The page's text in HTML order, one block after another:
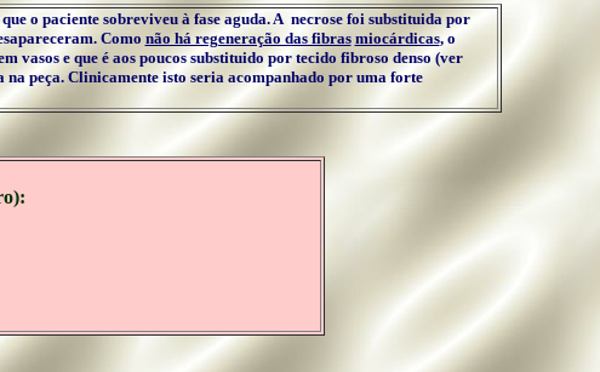
o paciente sobreviveu à fase aguda. A necrose foi substituida por
Como não há regeneração das fibras miocárdicas, o
vasos e que é aos poucos substituido por tecido fibroso denso (ver
peça. Clinicamente isto seria acompanhado por uma forte